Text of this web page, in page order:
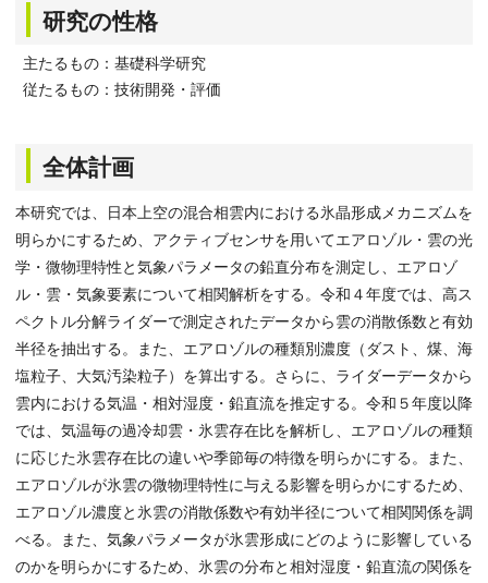
研究の性格
主たるもの：基礎科学研究
従たるもの：技術開発・評価
全体計画
本研究では、日本上空の混合相雲内における氷晶形成メカニズムを
明らかにするため、アクティブセンサを用いてエアロゾル・雲の光
学・微物理特性と気象パラメータの鉛直分布を測定し、エアロゾ
ル・雲・気象要素について相関解析をする。令和４年度では、高ス
ペクトル分解ライダーで測定されたデータから雲の消散係数と有効
半径を抽出する。また、エアロゾルの種類別濃度（ダスト、煤、海
塩粒子、大気汚染粒子）を算出する。さらに、ライダーデータから
雲内における気温・相対湿度・鉛直流を推定する。令和５年度以降
では、気温毎の過冷却雲・氷雲存在比を解析し、エアロゾルの種類
に応じた氷雲存在比の違いや季節毎の特徴を明らかにする。また、
エアロゾルが氷雲の微物理特性に与える影響を明らかにするため、
エアロゾル濃度と氷雲の消散係数や有効半径について相関関係を調
べる。また、気象パラメータが氷雲形成にどのように影響している
のかを明らかにするため、氷雲の分布と相対湿度・鉛直流の関係を